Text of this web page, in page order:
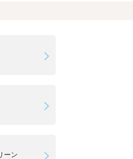
ーン